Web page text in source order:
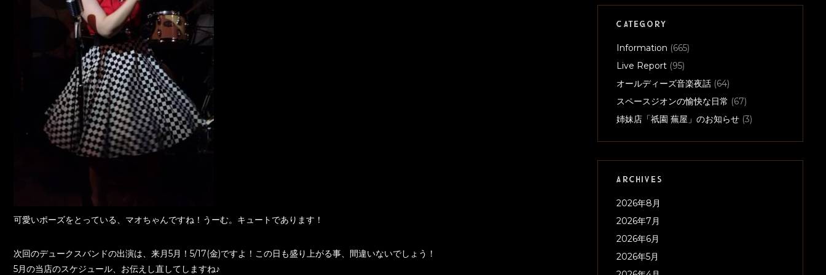
可愛いポーズをとっている、マオちゃんですね！うーむ。キュートであります！
次回のデュークスバンドの出演は、来月5月！5/17(金)ですよ！この日も盛り上がる事、間違いないでしょう！
5月の当店のスケジュール、お伝えし直してしますね♪
CATEGORY
Information (665)
Live Report (95)
オールディーズ音楽夜話 (64)
スペースジオンの愉快な日常 (67)
姉妹店「祇園 蕪屋」のお知らせ (3)
ARCHIVES
2026年8月
2026年7月
2026年6月
2026年5月